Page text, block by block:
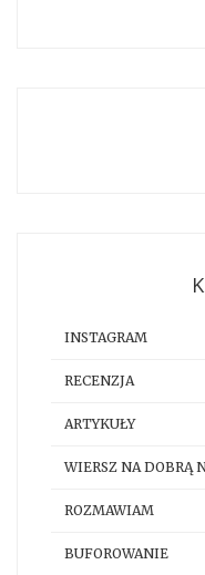
INSTAGRAM
RECENZJA
ARTYKUŁY
WIERSZ NA DOBRĄ
ROZMAWIAM
BUFOROWANIE